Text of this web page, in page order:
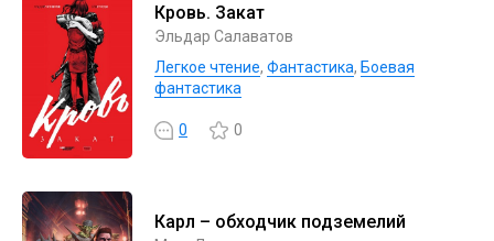
Кровь. Закат
Эльдар Салаватов
Легкое чтение, Фантастика, Боевая
фантастика
0 0
Карл – обходчик подземелий